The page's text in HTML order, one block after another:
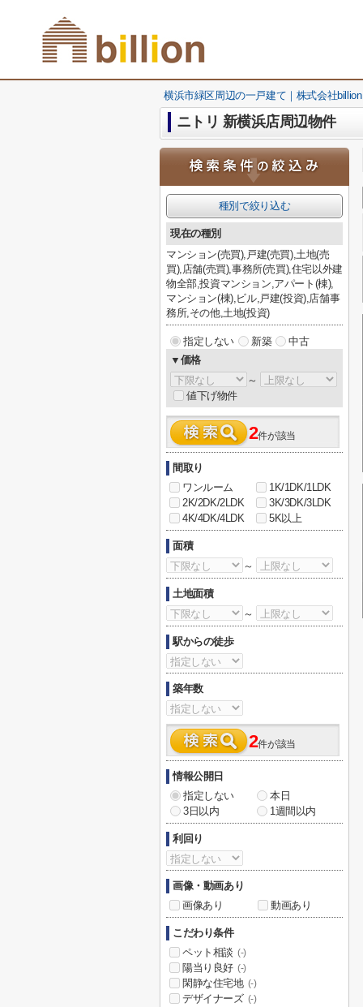
横浜市緑区周辺の一戸建て｜株式会社billion
ニトリ 新横浜店周辺物件
種別で絞り込む
現在の種別
マンション(売買),戸建(売買),土地(売
買),店舗(売買),事務所(売買),住宅以外建
物全部,投資マンション,アパート(棟),
マンション(棟),ビル,戸建(投資),店舗事
務所,その他,土地(投資)
指定しない 新築
中古
▼価格
～
値下げ物件
2件が該当
間取り
ワンルーム
1K/1DK/1LDK
2K/2DK/2LDK
3K/3DK/3LDK
4K/4DK/4LDK
5K以上
面積
～
土地面積
～
駅からの徒歩
築年数
2件が該当
情報公開日
指定しない
本日
3日以内
1週間以内
利回り
画像・動画あり
画像あり
動画あり
こだわり条件
ペット相談 (-)
陽当り良好 (-)
閑静な住宅地 (-)
デザイナーズ (-)